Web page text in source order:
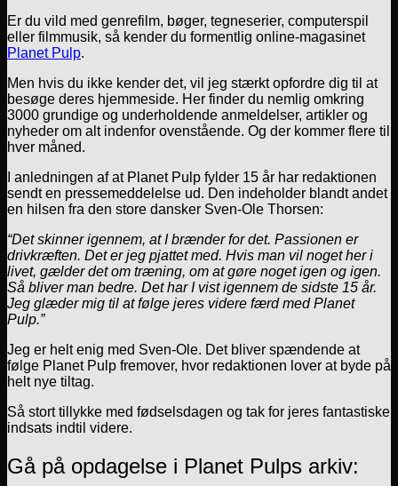
Er du vild med genrefilm, bøger, tegneserier, computerspil
eller filmmusik, så kender du formentlig online-magasinet
Planet Pulp.
Men hvis du ikke kender det, vil jeg stærkt opfordre dig til at
besøge deres hjemmeside. Her finder du nemlig omkring
3000 grundige og underholdende anmeldelser, artikler og
nyheder om alt indenfor ovenstående. Og der kommer flere til
hver måned.
I anledningen af at Planet Pulp fylder 15 år har redaktionen
sendt en pressemeddelelse ud. Den indeholder blandt andet
en hilsen fra den store dansker Sven-Ole Thorsen:
“Det skinner igennem, at I brænder for det. Passionen er
drivkræften. Det er jeg pjattet med. Hvis man vil noget her i
livet, gælder det om træning, om at gøre noget igen og igen.
Så bliver man bedre. Det har I vist igennem de sidste 15 år.
Jeg glæder mig til at følge jeres videre færd med Planet
Pulp.”
Jeg er helt enig med Sven-Ole. Det bliver spændende at
følge Planet Pulp fremover, hvor redaktionen lover at byde på
helt nye tiltag.
Så stort tillykke med fødselsdagen og tak for jeres fantastiske
indsats indtil videre.
Gå på opdagelse i Planet Pulps arkiv: